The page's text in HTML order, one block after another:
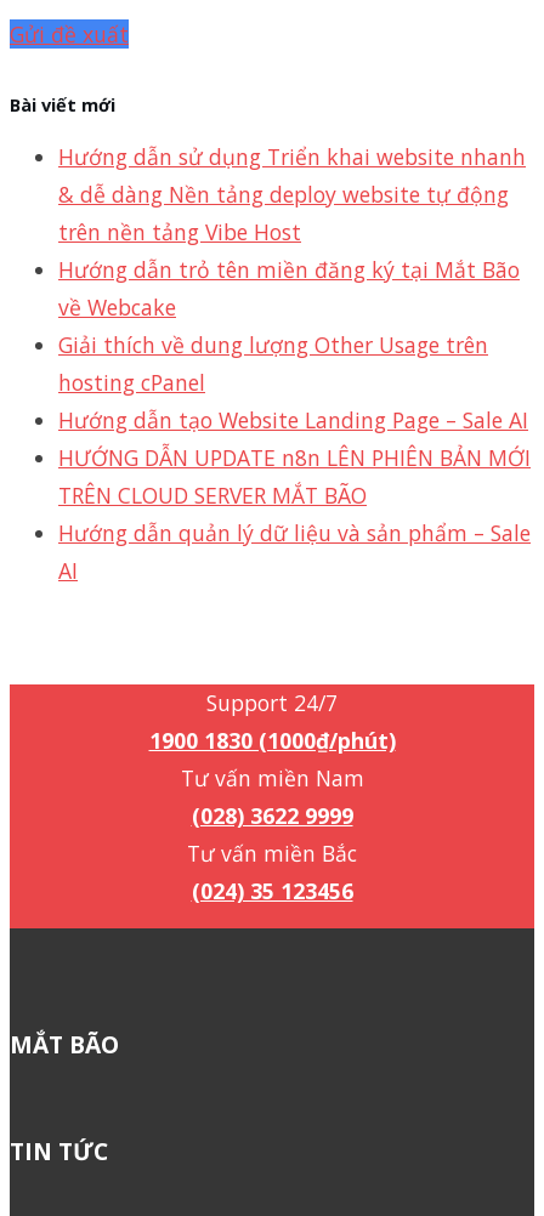
Gửi đề xuất
Bài viết mới
Hướng dẫn sử dụng Triển khai website nhanh
& dễ dàng Nền tảng deploy website tự động
trên nền tảng Vibe Host
Hướng dẫn trỏ tên miền đăng ký tại Mắt Bão
về Webcake
Giải thích về dung lượng Other Usage trên
hosting cPanel
Hướng dẫn tạo Website Landing Page – Sale AI
HƯỚNG DẪN UPDATE n8n LÊN PHIÊN BẢN MỚI
TRÊN CLOUD SERVER MẮT BÃO
Hướng dẫn quản lý dữ liệu và sản phẩm – Sale
AI
Support 24/7
1900 1830 (1000₫/phút)
Tư vấn miền Nam
(028) 3622 9999
Tư vấn miền Bắc
(024) 35 123456
MẮT BÃO
TIN TỨC